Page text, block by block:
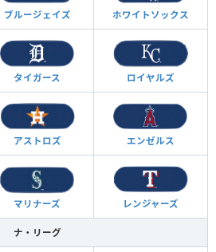
ブルージェイズ ホワイトソックス
タイガース ロイヤルズ
アストロズ エンゼルス
マリナーズ レンジャーズ
ナ・リーグ